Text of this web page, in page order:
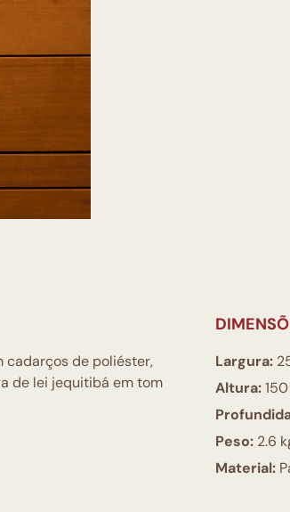
cadarços de poliéster,
de lei jequitibá em tom
Largura:
Altura:
Peso: 2.6
Material: